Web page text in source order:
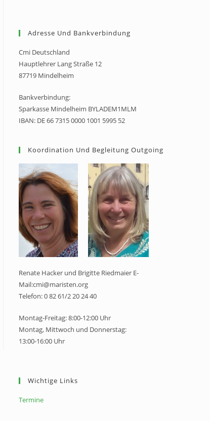
Adresse Und Bankverbindung
Cmi Deutschland
Hauptlehrer Lang Straße 12
87719 Mindelheim
Bankverbindung:
Sparkasse Mindelheim BYLADEM1MLM
IBAN: DE 66 7315 0000 1001 5995 52
Koordination Und Begleitung Outgoing
Renate Hacker und Brigitte Riedmaier E-
Mail:cmi@maristen.org
Telefon: 0 82 61/2 20 24 40
Montag-Freitag: 8:00-12:00 Uhr
Montag, Mittwoch und Donnerstag:
13:00-16:00 Uhr
Wichtige Links
Termine